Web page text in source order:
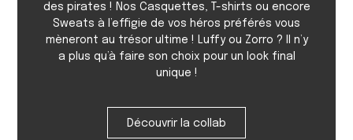
des pirates ! Nos Casquettes, T-shirts ou encore
Sweats à l’effigie de vos héros préférés vous
mèneront au trésor ultime ! Luffy ou Zorro ? Il n’y
a plus qu’à faire son choix pour un look final
unique !
Découvrir la collab